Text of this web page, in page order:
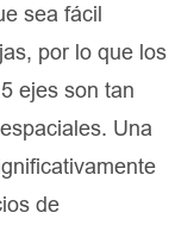
sea fácil
por lo que los
ejes son tan
Una
de